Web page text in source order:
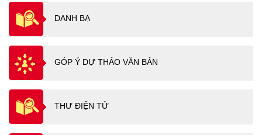
DANH BẠ
GÓP Ý DỰ THẢO VĂN BẢN
THƯ ĐIỆN TỬ